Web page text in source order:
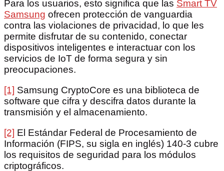
Para los usuarios, esto significa que las Smart TV
Samsung ofrecen protección de vanguardia
contra las violaciones de privacidad, lo que les
permite disfrutar de su contenido, conectar
dispositivos inteligentes e interactuar con los
servicios de IoT de forma segura y sin
preocupaciones.
[1] Samsung CryptoCore es una biblioteca de
software que cifra y descifra datos durante la
transmisión y el almacenamiento.
[2] El Estándar Federal de Procesamiento de
Información (FIPS, su sigla en inglés) 140-3 cubre
los requisitos de seguridad para los módulos
criptográficos.